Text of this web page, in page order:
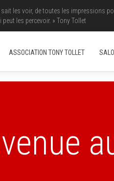
les voir, de toutes les impressions
les percevoir. » Tony Tollet
ASSOCIATION TONY TOLLET